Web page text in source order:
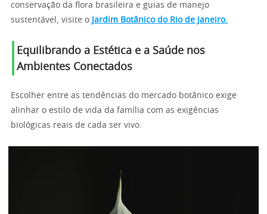
conservação da flora brasileira e guias de manejo
sustentável, visite o Jardim Botânico do Rio de Janeiro.
Equilibrando a Estética e a Saúde nos
Ambientes Conectados
Escolher entre as tendências do mercado botânico exige
alinhar o estilo de vida da família com as exigências
biológicas reais de cada ser vivo.